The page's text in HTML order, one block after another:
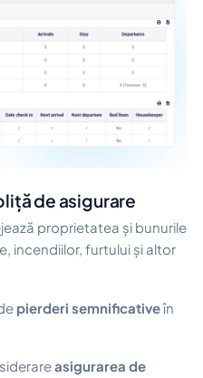
de asigurare
proprietatea și bunurile
incendiilor, furtului și altor
pierderi semnificativeîn
asigurarea de